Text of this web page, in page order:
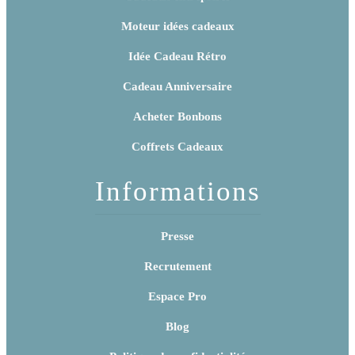
Moteur idées cadeaux
Idée Cadeau Rétro
Cadeau Anniversaire
Acheter Bonbons
Coffrets Cadeaux
Informations
Presse
Recrutement
Espace Pro
Blog